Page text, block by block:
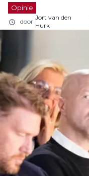
Opinie
door
Jort van den
Hurk